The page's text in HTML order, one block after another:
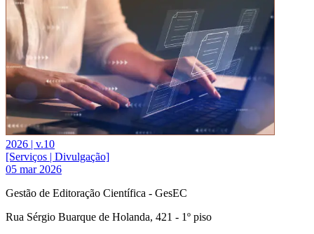
2026 | v.10
[Serviços | Divulgação]
05 mar 2026
Gestão de Editoração Científica - GesEC
Rua Sérgio Buarque de Holanda, 421 - 1º piso